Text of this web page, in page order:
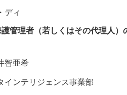
ディ
管理者（若しくはその代理人
智亜希
インテリジェンス事業部